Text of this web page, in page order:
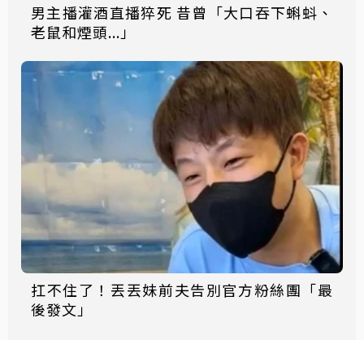
男主播灌酒直播猝死 昔曾「大口吞下蝌蚪、
老鼠和煙頭...」
扛不住了！丟丟妹前夫告別官方粉絲團「最
後發文」